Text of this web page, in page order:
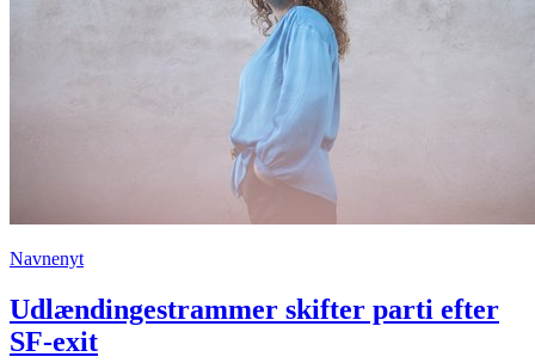
Navnenyt
Udlændingestrammer skifter parti efter
SF-exit